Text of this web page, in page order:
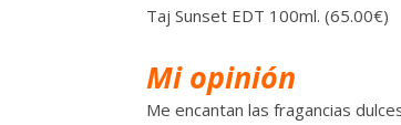
Taj Sunset EDT 100ml. (65.00€)
Mi opinión
Me encantan las fragancias